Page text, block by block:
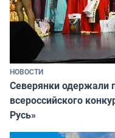
НОВОСТИ
Северянки одержали
всероссийского
Русь»